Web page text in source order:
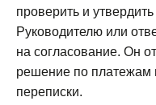
проверить и
Руководителю или
на согласование. Он
решение по платежам
переписки.